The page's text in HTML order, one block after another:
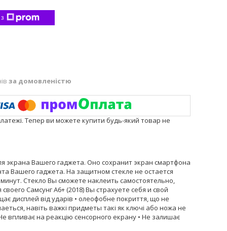
за домовленістю
Тепер ви можете купити будь-який товар не
экрана Вашего гаджета. Оно сохранит экран смартфона
Вашего гаджета. На защитном стекле не остается
Стекло Вы сможете наклеить самостоятельно,
Самсунг A6+ (2018) Вы страхуете себя и свой
дисплей від ударів • олеофобне покриття, що не
навіть важкі придметы такі як ключі або ножа не
впливає на реакцію сенсорного екрану • Не залишає